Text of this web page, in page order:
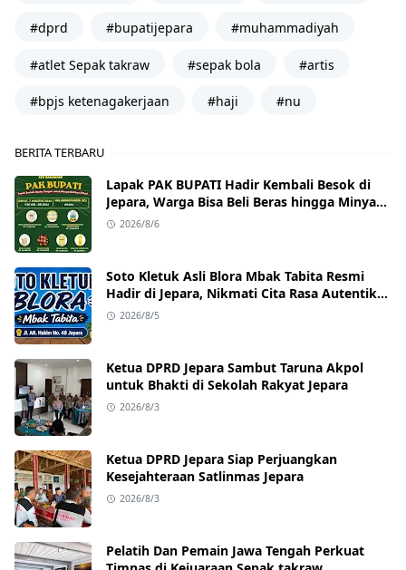
#dprd #bupatijepara #muhammadiyah
#atlet Sepak takraw #sepak bola #artis
#bpjs ketenagakerjaan #haji #nu
BERITA TERBARU
Lapak PAK BUPATI Hadir Kembali Besok di
Jepara, Warga Bisa Beli Beras hingga Minyak
Goreng dengan Harga Terjangkau
2026/8/6
Soto Kletuk Asli Blora Mbak Tabita Resmi
Hadir di Jepara, Nikmati Cita Rasa Autentik
Mulai Rp10 Ribu
2026/8/5
Ketua DPRD Jepara Sambut Taruna Akpol
untuk Bhakti di Sekolah Rakyat Jepara
2026/8/3
Ketua DPRD Jepara Siap Perjuangkan
Kesejahteraan Satlinmas Jepara
2026/8/3
Pelatih Dan Pemain Jawa Tengah Perkuat